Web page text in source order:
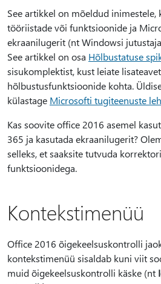
See artikkel on mõeldud inimestele,
tööriistade või funktsioonide ja
ekraanilugerit (nt Windowsi
See artikkel on osa Hõlbustatuse
sisukomplektist, kust leiate
hõlbustusfunktsioonide kohta.
külastage Microsofti tugiteenuste
Kas soovite office 2016 asemel
365 ja kasutada ekraanilugerit?
selleks, et saaksite tutvuda
funktsioonidega.
Kontekstimenüü
Office 2016 õigekeelsuskontrolli
kontekstimenüü sisaldab kuni viit
muid õigekeelsuskontrolli käske (nt